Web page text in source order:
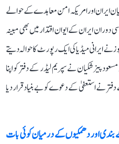
ایران اور امریکہ امن معاہدے کے حوالے
ایران کے ایوان اقتدار میں بھی مبینہ
ایرانی میڈیا کی ایک رپورٹ کا حوالہ دیتے
پیزشکیان نے سپریم لیڈر کے دفتر کو اپنا
نے استعفیٰ کے دعوے کو بے بنیاد قرار دیا
بندی اور دھمکیوں کے درمیان کوئی بات